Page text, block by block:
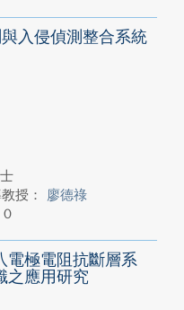
入侵偵測整合系統
授： 廖德祿
0
電極電阻抗斷層系
之應用研究